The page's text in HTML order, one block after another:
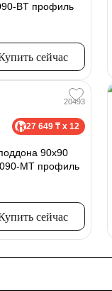
BT профиль
сейчас
20493
27 649 ₸ x 12
90x90
MT профиль
сейчас